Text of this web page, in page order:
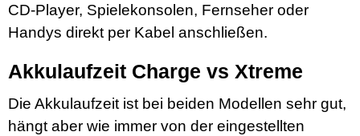
CD-Player, Spielekonsolen, Fernseher oder
Handys direkt per Kabel anschließen.
Akkulaufzeit Charge vs Xtreme
Die Akkulaufzeit ist bei beiden Modellen sehr gut,
hängt aber wie immer von der eingestellten